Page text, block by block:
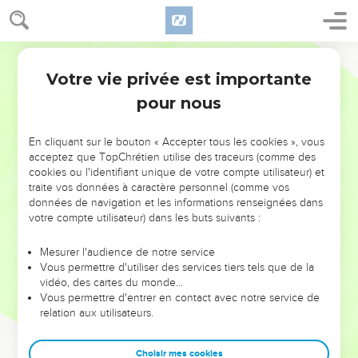
NE MANQUEZ PAS L’ÉVÉNEMENT
DE L’ANNÉE !
ET SI LEURS ERREURS POUVAIENT VOUS ÉVITER LES
VOTRES ?
leur foi ou leur vision. Mais on voit moins les doutes, les erreurs
et les saisons difficiles qu'ils ont traversés, alors même que ce
sont elles qui les ont façonnés.
Dans cette conférence, leaders, entrepreneurs, et responsables
clés pour avancer avec plus de sagesse afin que leurs erreurs
Votre vie privée est importante
pour nous
En cliquant sur le bouton « Accepter tous les cookies », vous
acceptez que TopChrétien utilise des traceurs (comme des
cookies ou l'identifiant unique de votre compte utilisateur) et
traite vos données à caractère personnel (comme vos
données de navigation et les informations renseignées dans
votre compte utilisateur) dans les buts suivants :
Mesurer l'audience de notre service
Vous permettre d'utiliser des services tiers tels que de la
vidéo, des cartes du monde…
Vous permettre d'entrer en contact avec notre service de
relation aux utilisateurs.
Choisir mes cookies